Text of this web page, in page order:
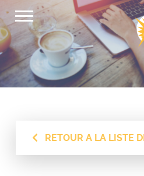
Passer
au
contenu
RETOUR A LA LISTE